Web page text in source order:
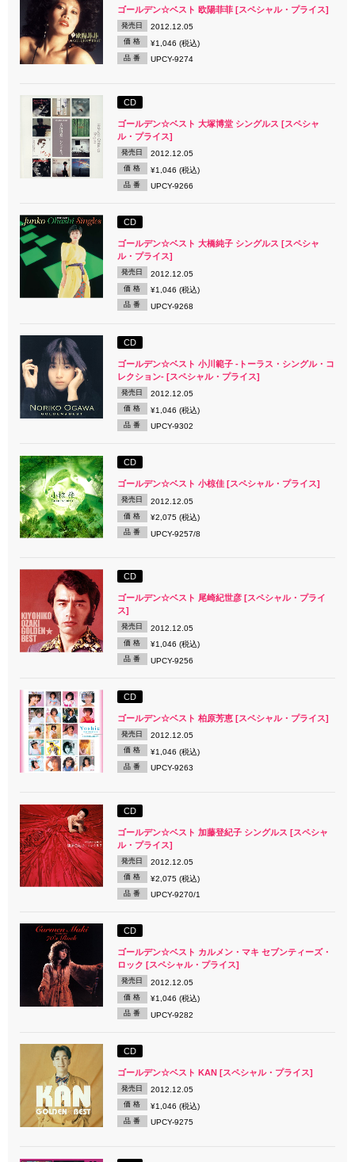
ゴールデン☆ベスト 欧陽菲菲 [スペシャル・プライス]
発売日 2012.12.05
価 格 ¥1,046 (税込)
品 番 UPCY-9274
CD
ゴールデン☆ベスト 大塚博堂 シングルス [スペシャ
ル・プライス]
発売日 2012.12.05
価 格 ¥1,046 (税込)
品 番 UPCY-9266
CD
ゴールデン☆ベスト 大橋純子 シングルス [スペシャ
ル・プライス]
発売日 2012.12.05
価 格 ¥1,046 (税込)
品 番 UPCY-9268
CD
ゴールデン☆ベスト 小川範子 -トーラス・シングル・コ
レクション- [スペシャル・プライス]
発売日 2012.12.05
価 格 ¥1,046 (税込)
品 番 UPCY-9302
CD
ゴールデン☆ベスト 小椋佳 [スペシャル・プライス]
発売日 2012.12.05
価 格 ¥2,075 (税込)
品 番 UPCY-9257/8
CD
ゴールデン☆ベスト 尾崎紀世彦 [スペシャル・プライ
ス]
発売日 2012.12.05
価 格 ¥1,046 (税込)
品 番 UPCY-9256
CD
ゴールデン☆ベスト 柏原芳恵 [スペシャル・プライス]
発売日 2012.12.05
価 格 ¥1,046 (税込)
品 番 UPCY-9263
CD
ゴールデン☆ベスト 加藤登紀子 シングルス [スペシャ
ル・プライス]
発売日 2012.12.05
価 格 ¥2,075 (税込)
品 番 UPCY-9270/1
CD
ゴールデン☆ベスト カルメン・マキ セブンティーズ・
ロック [スペシャル・プライス]
発売日 2012.12.05
価 格 ¥1,046 (税込)
品 番 UPCY-9282
CD
ゴールデン☆ベスト KAN [スペシャル・プライス]
発売日 2012.12.05
価 格 ¥1,046 (税込)
品 番 UPCY-9275